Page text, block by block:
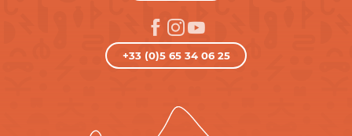
+33 (0)5 65 34 06 25